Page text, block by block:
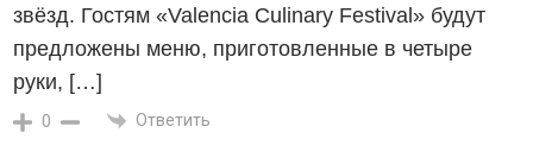
звёзд. Гостям «Valencia Culinary Festival» будут
предложены меню, приготовленные в четыре
руки, […]
0 Ответить